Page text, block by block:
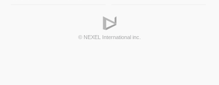
© NEXEL International inc.